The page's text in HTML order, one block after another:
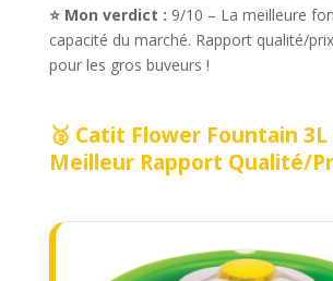
⭐ Mon verdict : 9/10 – La meilleure
capacité du marché. Rapport qualité/
pour les gros buveurs !
🥈 Catit Flower Fountain 3L
Meilleur Rapport Qualité/